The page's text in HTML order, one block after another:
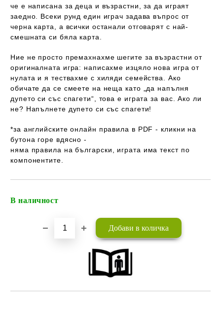
че е написана за деца и възрастни, за да играят
заедно. Всеки рунд един играч задава въпрос от
черна карта, а всички останали отговарят с най-
смешната си бяла карта.
Ние не просто премахнахме шегите за възрастни от
оригиналната игра: написахме изцяло нова игра от
нулата и я тествахме с хиляди семейства. Ако
обичате да се смеете на неща като „да напълня
дупето си със спагети“, това е играта за вас. Ако ли
не? Напълнете дупето си със спагети!
*за английските онлайн правила в PDF - кликни на
бутона горе вдясно -
няма правила на български , играта има текст по
компонентите.
В наличност